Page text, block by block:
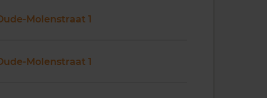
Molenstraat 1
Molenstraat 1